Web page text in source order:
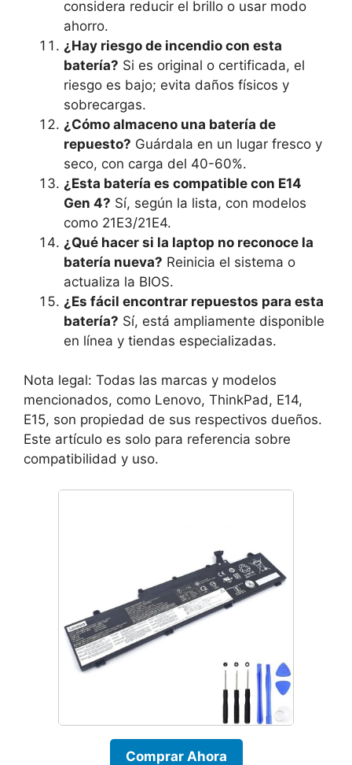
considera reducir el brillo o usar modo
ahorro.
¿Hay riesgo de incendio con esta
batería? Si es original o certificada, el
riesgo es bajo; evita daños físicos y
sobrecargas.
¿Cómo almaceno una batería de
repuesto? Guárdala en un lugar fresco y
seco, con carga del 40-60%.
¿Esta batería es compatible con E14
Gen 4? Sí, según la lista, con modelos
como 21E3/21E4.
¿Qué hacer si la laptop no reconoce la
batería nueva? Reinicia el sistema o
actualiza la BIOS.
¿Es fácil encontrar repuestos para esta
batería? Sí, está ampliamente disponible
en línea y tiendas especializadas.
Nota legal: Todas las marcas y modelos
mencionados, como Lenovo, ThinkPad, E14,
E15, son propiedad de sus respectivos dueños.
Este artículo es solo para referencia sobre
compatibilidad y uso.
Comprar Ahora